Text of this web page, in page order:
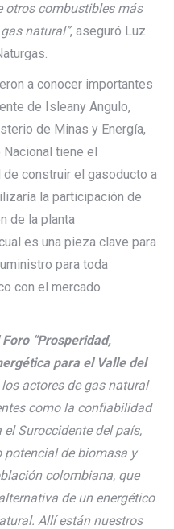
otros combustibles más
natural”, aseguró Luz
a conocer importantes
de Isleany Angulo,
de Minas y Energía,
tiene el
construir el gasoducto a
la participación de
de la planta
es una pieza clave para
para toda
con el mercado
Foro “Prosperidad,
para el Valle del
actores de gas natural
como la confiabilidad
Suroccidente del país,
potencial de biomasa y
colombiana, que
de un energético
Allí están nuestros